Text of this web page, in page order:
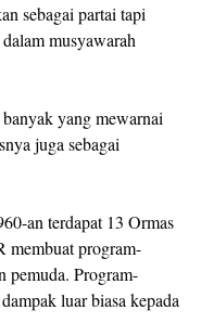
sebagai partai tapi
musyawarah
yang mewarnai
juga sebagai
an terdapat 13 Ormas
membuat program-
pemuda. Program-
luar biasa kepada